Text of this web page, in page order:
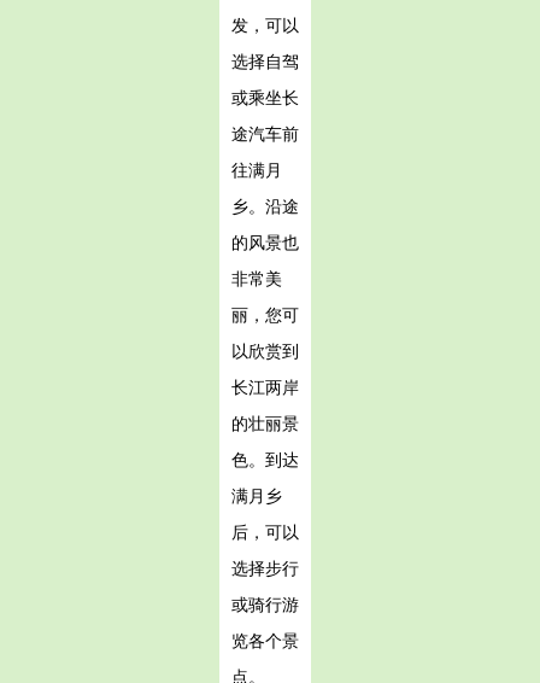
发，可以
选择自驾
或乘坐长
途汽车前
往满月
乡。沿途
的风景也
非常美
丽，您可
以欣赏到
长江两岸
的壮丽景
色。到达
满月乡
后，可以
选择步行
或骑行游
览各个景
点。